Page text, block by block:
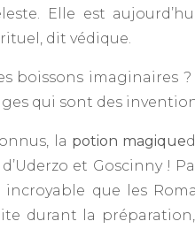
Elle est
dit védique.
boissons imaginaires
qui sont des
la potion magique
et Goscinny !
que les
durant la